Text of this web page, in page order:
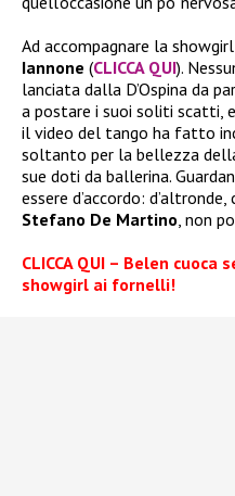
Ad accompagnare la
Iannone (CLICCA QUI).
lanciata dalla D’Ospina da
a postare i suoi soliti scatti,
il video del tango ha fatto
soltanto per la bellezza
sue doti da ballerina.
essere d’accordo:
Stefano De Martino , non
CLICCA QUI – Belen
showgirl ai fornelli!